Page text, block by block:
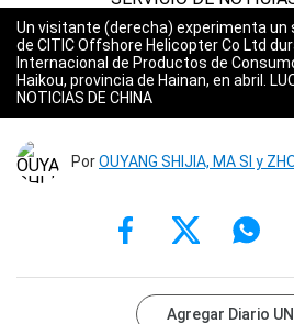
Un visitante (derecha) experimenta un
de CITIC Offshore Helicopter Co Ltd
Internacional de Productos de
Haikou, provincia de Hainan, en abril.
NOTICIAS DE CHINA
PorOUYANG SHIJIA, MA SI y
Agregar Diario